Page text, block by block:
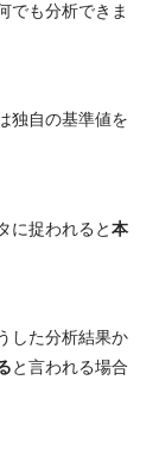
でも分析できま
独自の基準値を
に捉われると 本
した分析結果か
と言われる場合